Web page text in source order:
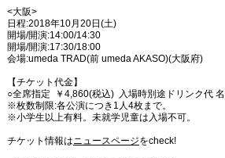
<大阪>
日程:2018年10月20日(土)
開場/開演:14:00/14:30
開場/開演:17:30/18:00
会場:umeda TRAD(前 umeda AKASO)(大阪府)
【チケット代金】
○全席指定 ￥4,860(税込) 入場時別途ドリンク代
※枚数制限:各公演につき1人4枚まで。
※小学生以上有料。未就学児童は入場不可。
チケット情報はニュースページをcheck!
GOODS
SPECIAL